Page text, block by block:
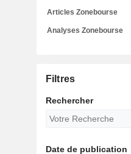
Articles Zonebourse
Analyses Zonebourse
Filtres
Rechercher
Date de publication